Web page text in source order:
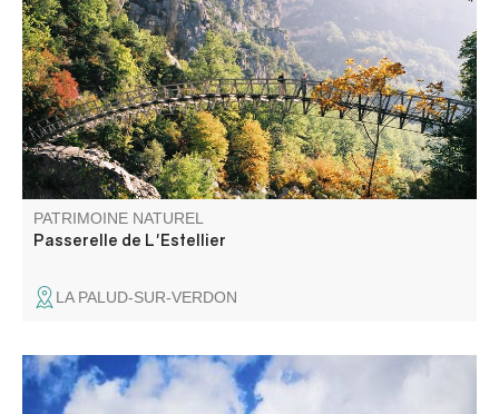
de traverser d'une rive à l'autre, du Var aux Alpes de
Hautes Provence.
PATRIMOINE NATUREL
Passerelle de L'Estellier
LA PALUD-SUR-VERDON
Du mont Ventoux, au mont Pelvoux, de l'étang de Berre à